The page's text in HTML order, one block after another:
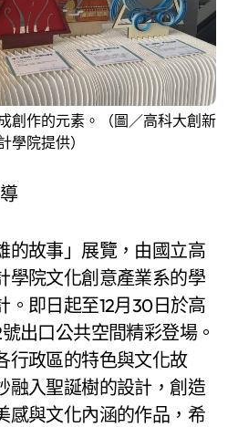
創作的元素。（圖／高科大創新
學院提供）
的故事」展覽，由國立高
學院文化創意產業系的學
。即日起至12月30日於高
出口公共空間精彩登場。
行政區的特色與文化故
融入聖誕樹的設計，創造
感與文化內涵的作品，希